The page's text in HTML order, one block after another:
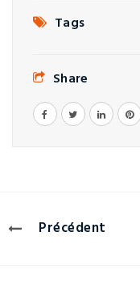
Tags
Share
Précédent